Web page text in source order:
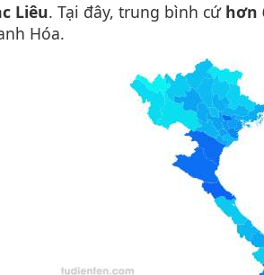
Liêu. Tại đây, trung bình cứ hơn
Hóa.